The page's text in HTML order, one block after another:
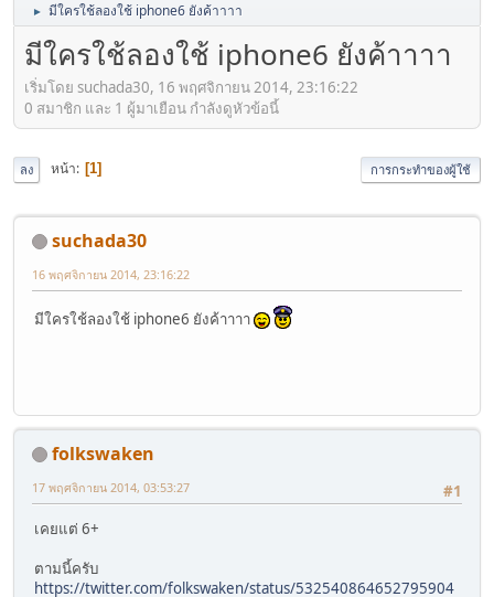
► มีใครใช้ลองใช้ iphone6 ยังค้าาาา
มีใครใช้ลองใช้ iphone6 ยังค้าาาา
เริ่มโดย suchada30, 16 พฤศจิกายน 2014, 23:16:22
0 สมาชิก และ 1 ผู้มาเยือน กำลังดูหัวข้อนี้
ลง หน้า 1 การกระทำของผู้ใช้
suchada30
16 พฤศจิกายน 2014, 23:16:22
มีใครใช้ลองใช้ iphone6 ยังค้าาาา
folkswaken
#1
17 พฤศจิกายน 2014, 03:53:27
เคยแต่ 6+
ตามนี้ครับ
https://twitter.com/folkswaken/status/532540864652795904